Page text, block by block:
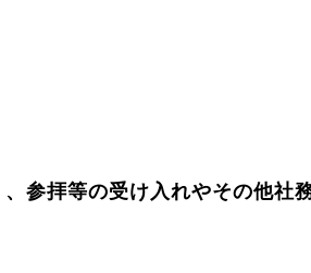
参拝等の受け入れやその他社